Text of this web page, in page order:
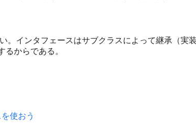
。インタフェースはサブクラスによって継承（実
からである。
使おう